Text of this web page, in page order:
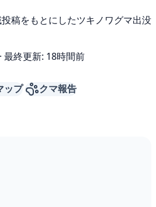
稿をもとにしたツキノワグマ出没
· 最終更新: 18時間前
ップ クマ報告